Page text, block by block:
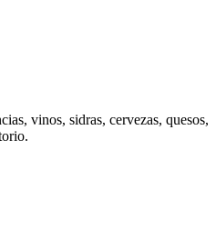
vinos, sidras, cervezas, quesos,